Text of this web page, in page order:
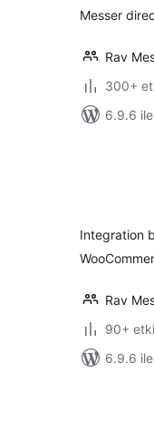
Messer
Rav
300+
6.9.6
Integration
Rav
90+
6.9.6